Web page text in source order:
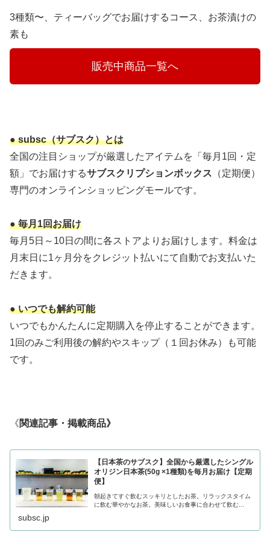
3種類〜、ティーバッグでお届けするコース、お茶漬けの
素も
販売中商品一覧へ
● subsc（サブスク）とは
全国の注目ショップが厳選したアイテムを「毎月1回・定
額」でお届けするサブスクリプションボックス （定期便）
専門のオンラインショッピングモールです。
● 毎月1回お届け
毎月5日～10日の間に各ストアよりお届けします。料金は
月末日に1ヶ月分をクレジット払いにて自動でお支払いた
だきます。
● いつでも解約可能
いつでもかんたんに定期購入を停止することができます。
1回のみご利用後の解約やスキップ（１回お休み）も可能
です。
《関連記事・掲載商品》
【日本茶のサブスク】全国から厳選したシングル
オリジン日本茶(50g ×1種類)を毎月お届け【定期
便】
朝起きてすぐ飲むスッキリとしたお茶。リラックスタイム
に飲む華やかなお茶。美味しいお食事に合わせて飲む...
subsc.jp